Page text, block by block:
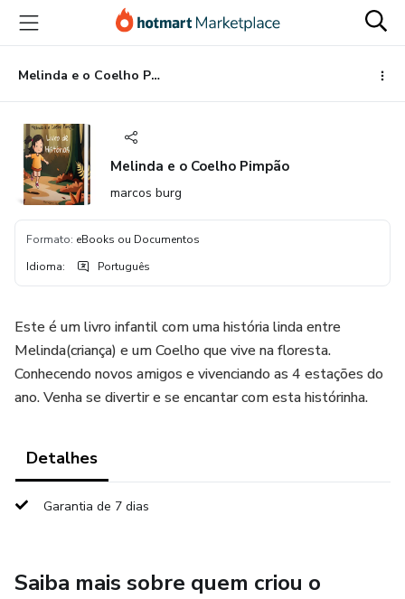
para
conteúdo
principal
para
pagamento
para
rodapé
Melinda e o Coelho Pimpão
Melinda e o Coelho Pimpão
marcos burg
Formato: eBooks ou Documentos
Idioma: Português
Este é um livro infantil com uma história linda entre
Melinda(criança) e um Coelho que vive na floresta.
Conhecendo novos amigos e vivenciando as 4 estações do
ano. Venha se divertir e se encantar com esta histórinha.
Detalhes
Garantia de 7 dias
Saiba mais sobre quem criou o